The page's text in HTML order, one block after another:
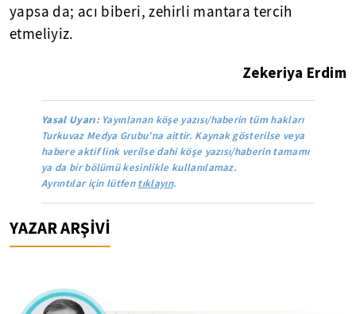
yapsa da; acı biberi, zehirli mantara tercih
etmeliyiz.
Zekeriya Erdim
Yasal Uyarı: Yayınlanan köşe yazısı/haberin tüm hakları
Turkuvaz Medya Grubu’na aittir. Kaynak gösterilse veya
habere aktif link verilse dahi köşe yazısı/haberin tamamı
ya da bir bölümü kesinlikle kullanılamaz.
Ayrıntılar için lütfentıklayın.
YAZAR ARŞİVİ